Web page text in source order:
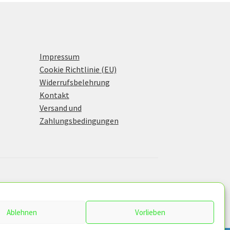
Ablehnen Vorlieben
Impressum
Cookie Richtlinie (EU)
Widerrufsbelehrung
Kontakt
Versand und
Zahlungsbedingungen